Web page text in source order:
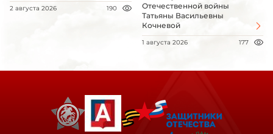
2 августа 2026 190
Отечественной войны
Татьяны Васильевны
Кочневой
1 августа 2026 177